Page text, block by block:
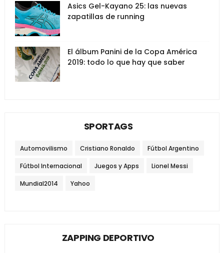
Asics Gel-Kayano 25: las nuevas
zapatillas de running
El álbum Panini de la Copa América
2019: todo lo que hay que saber
SPORTAGS
Automovilismo Cristiano Ronaldo Fútbol Argentino
Fútbol Internacional Juegos y Apps Lionel Messi
Mundial2014 Yahoo
ZAPPING DEPORTIVO